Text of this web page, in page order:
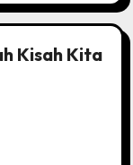
Kisah Kita